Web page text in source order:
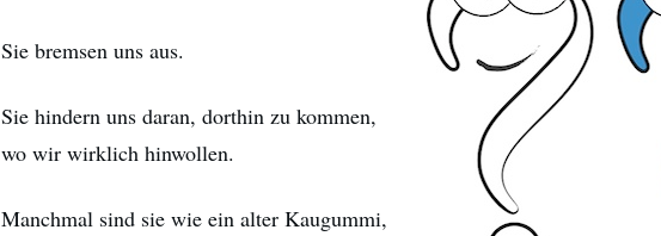
Sie bremsen uns aus.
Sie hindern uns daran, dorthin zu kommen,
wo wir wirklich hinwollen.
Manchmal sind sie wie ein alter Kaugummi,